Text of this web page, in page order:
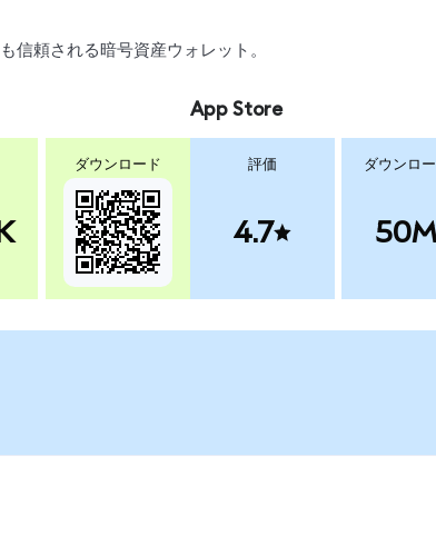
信頼される暗号資産ウォレット。
ダウンロード
App Store
評価
4.7
ダウンロ